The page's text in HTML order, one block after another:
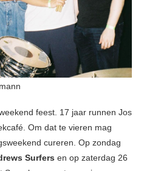
feest. 17 jaar runnen Jos
Om dat te vieren mag
cureren. Op zondag
Surfers en op zaterdag 26